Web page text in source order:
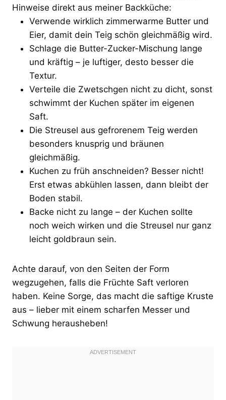
Hinweise direkt aus meiner Backküche:
Verwende wirklich zimmerwarme Butter und
Eier, damit dein Teig schön gleichmäßig wird.
Schlage die Butter-Zucker-Mischung lange
und kräftig – je luftiger, desto besser die
Textur.
Verteile die Zwetschgen nicht zu dicht, sonst
schwimmt der Kuchen später im eigenen
Saft.
Die Streusel aus gefrorenem Teig werden
besonders knusprig und bräunen
gleichmäßig.
Kuchen zu früh anschneiden? Besser nicht!
Erst etwas abkühlen lassen, dann bleibt der
Boden stabil.
Backe nicht zu lange – der Kuchen sollte
noch weich wirken und die Streusel nur ganz
leicht goldbraun sein.
Achte darauf, von den Seiten der Form
wegzugehen, falls die Früchte Saft verloren
haben. Keine Sorge, das macht die saftige Kruste
aus – lieber mit einem scharfen Messer und
Schwung herausheben!